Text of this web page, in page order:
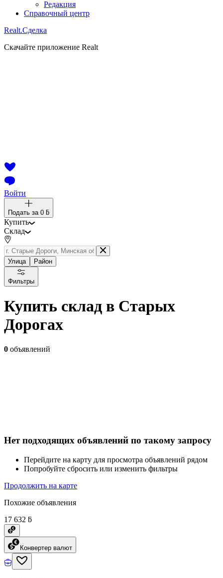
Редакция
Справочный центр
Realt.Сделка
Скачайте приложение Realt
Войти
Подать за 0 ƃ
Купить
Склад
Улица Район
Фильтры
Купить склад в Старых
Дорогах
0 объявлений
Нет подходящих объявлений по такому запросу
Перейдите на карту для просмотра объявлений рядом
Попробуйте сбросить или изменить фильтры
Продолжить на карте
Похожие объявления
17 632 ƃ
Конвертер валют